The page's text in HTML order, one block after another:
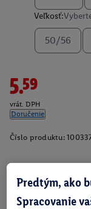
Veľkosť:
50/56
5.59
vrát. DPH
Doručenie
Číslo produktu:
Zistite svoju veľkosť
Predtým, ako
Spracovanie